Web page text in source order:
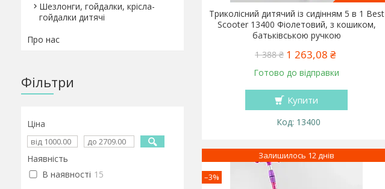
Триколісний дитячий із сидінням 5 в 1 Best
Scooter 13400 Фіолетовий, з кошиком,
батьківською ручкою
1 388 ₴ 1 263,08 ₴
Готово до відправки
Купити
13400
–3%
Залишилось 12 днів
Шезлонги, гойдалки, крісла-
гойдалки дитячі
Про нас
Фільтри
Ціна
Наявність
В наявності 15